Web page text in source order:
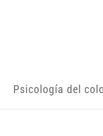
Psicología del